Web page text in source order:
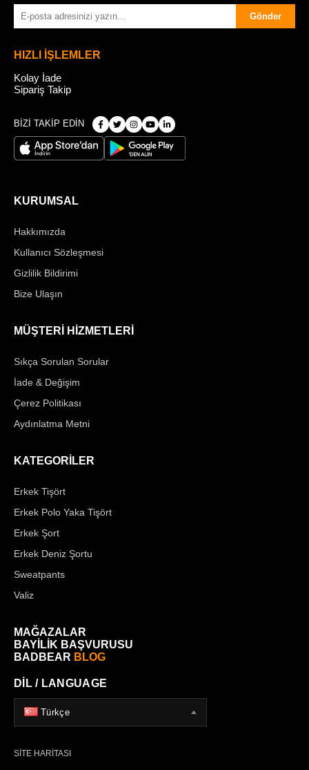
Gönder
HIZLI İŞLEMLER
Kolay İade
Sipariş Takip
BİZİ TAKİP EDİN
KURUMSAL
Hakkımızda
Kullanıcı Sözleşmesi
Gizlilik Bildirimi
Bize Ulaşın
MÜŞTERİ HİZMETLERİ
Sıkça Sorulan Sorular
İade & Değişim
Çerez Politikası
Aydınlatma Metni
KATEGORİLER
Erkek Tişört
Erkek Polo Yaka Tişört
Erkek Şort
Erkek Deniz Şortu
Sweatpants
Valiz
MAĞAZALAR
BAYİLİK BAŞVURUSU
BADBEAR BLOG
DİL / LANGUAGE
Türkçe
SİTE HARİTASI